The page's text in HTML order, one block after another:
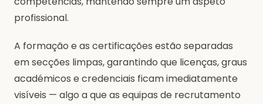
profissional.
A formação e as certificações estão separadas
em secções limpas, garantindo que licenças, graus
académicos e credenciais ficam imediatamente
visíveis — algo a que as equipas de recrutamento